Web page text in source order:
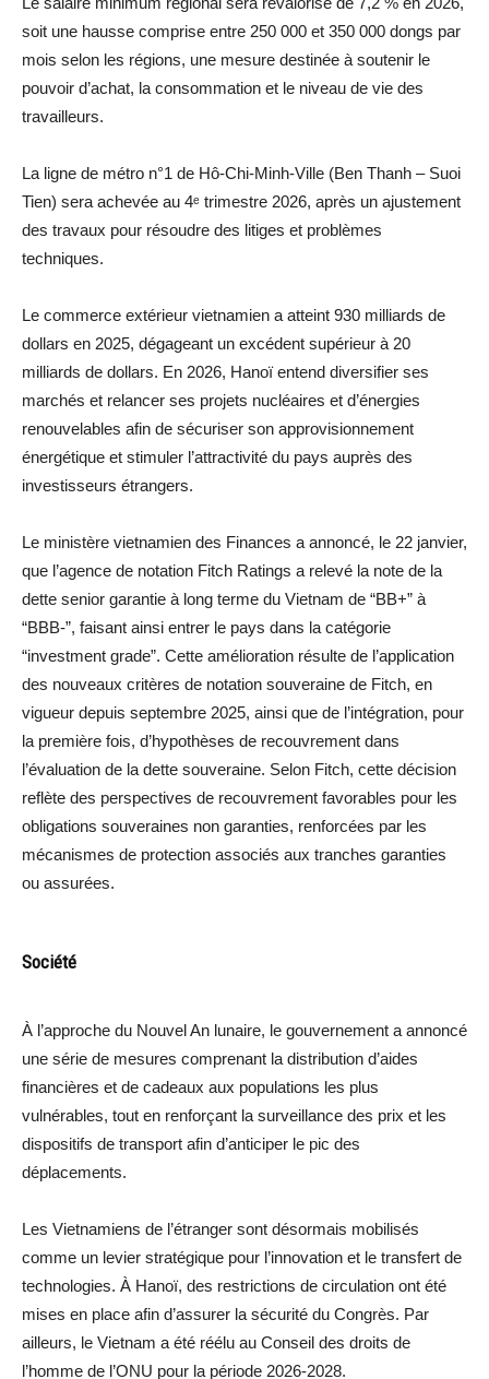
soit une hausse comprise entre 250 000 et 350 000 dongs par
mois selon les régions, une mesure destinée à soutenir le
pouvoir d’achat, la consommation et le niveau de vie des
travailleurs.
La ligne de métro n°1 de Hô-Chi-Minh-Ville (Ben Thanh – Suoi
Tien) sera achevée au 4ᵉ trimestre 2026, après un ajustement
des travaux pour résoudre des litiges et problèmes
techniques.
Le commerce extérieur vietnamien a atteint 930 milliards de
dollars en 2025, dégageant un excédent supérieur à 20
milliards de dollars. En 2026, Hanoï entend diversifier ses
marchés et relancer ses projets nucléaires et d’énergies
renouvelables afin de sécuriser son approvisionnement
énergétique et stimuler l’attractivité du pays auprès des
investisseurs étrangers.
Le ministère vietnamien des Finances a annoncé, le 22 janvier,
que l’agence de notation Fitch Ratings a relevé la note de la
dette senior garantie à long terme du Vietnam de “BB+” à
“BBB-”, faisant ainsi entrer le pays dans la catégorie
“investment grade”. Cette amélioration résulte de l’application
des nouveaux critères de notation souveraine de Fitch, en
vigueur depuis septembre 2025, ainsi que de l’intégration, pour
la première fois, d’hypothèses de recouvrement dans
l’évaluation de la dette souveraine. Selon Fitch, cette décision
reflète des perspectives de recouvrement favorables pour les
obligations souveraines non garanties, renforcées par les
mécanismes de protection associés aux tranches garanties
ou assurées.
Société
À l’approche du Nouvel An lunaire, le gouvernement a annoncé
une série de mesures comprenant la distribution d’aides
financières et de cadeaux aux populations les plus
vulnérables, tout en renforçant la surveillance des prix et les
dispositifs de transport afin d’anticiper le pic des
déplacements.
Les Vietnamiens de l’étranger sont désormais mobilisés
comme un levier stratégique pour l’innovation et le transfert de
technologies. À Hanoï, des restrictions de circulation ont été
mises en place afin d’assurer la sécurité du Congrès. Par
ailleurs, le Vietnam a été réélu au Conseil des droits de
l’homme de l’ONU pour la période 2026-2028.